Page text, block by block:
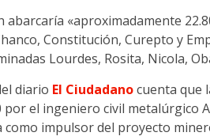
abarcaría «aproximadamente
Constitución, Curepto y
Lourdes, Rosita, Nicola,
diario El Ciudadanocuenta que
por el ingeniero civil metalúrgico
impulsor del proyecto